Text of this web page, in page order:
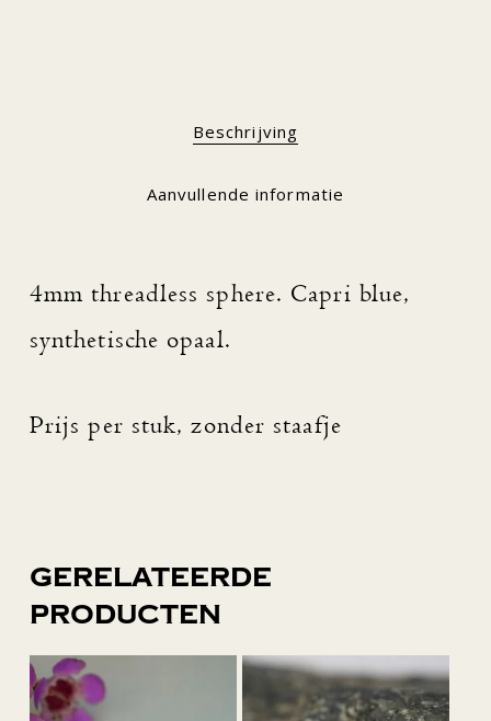
Beschrijving
Aanvullende informatie
4mm threadless sphere. Capri blue,
synthetische opaal.
Prijs per stuk, zonder staafje
Gerelateerde
producten